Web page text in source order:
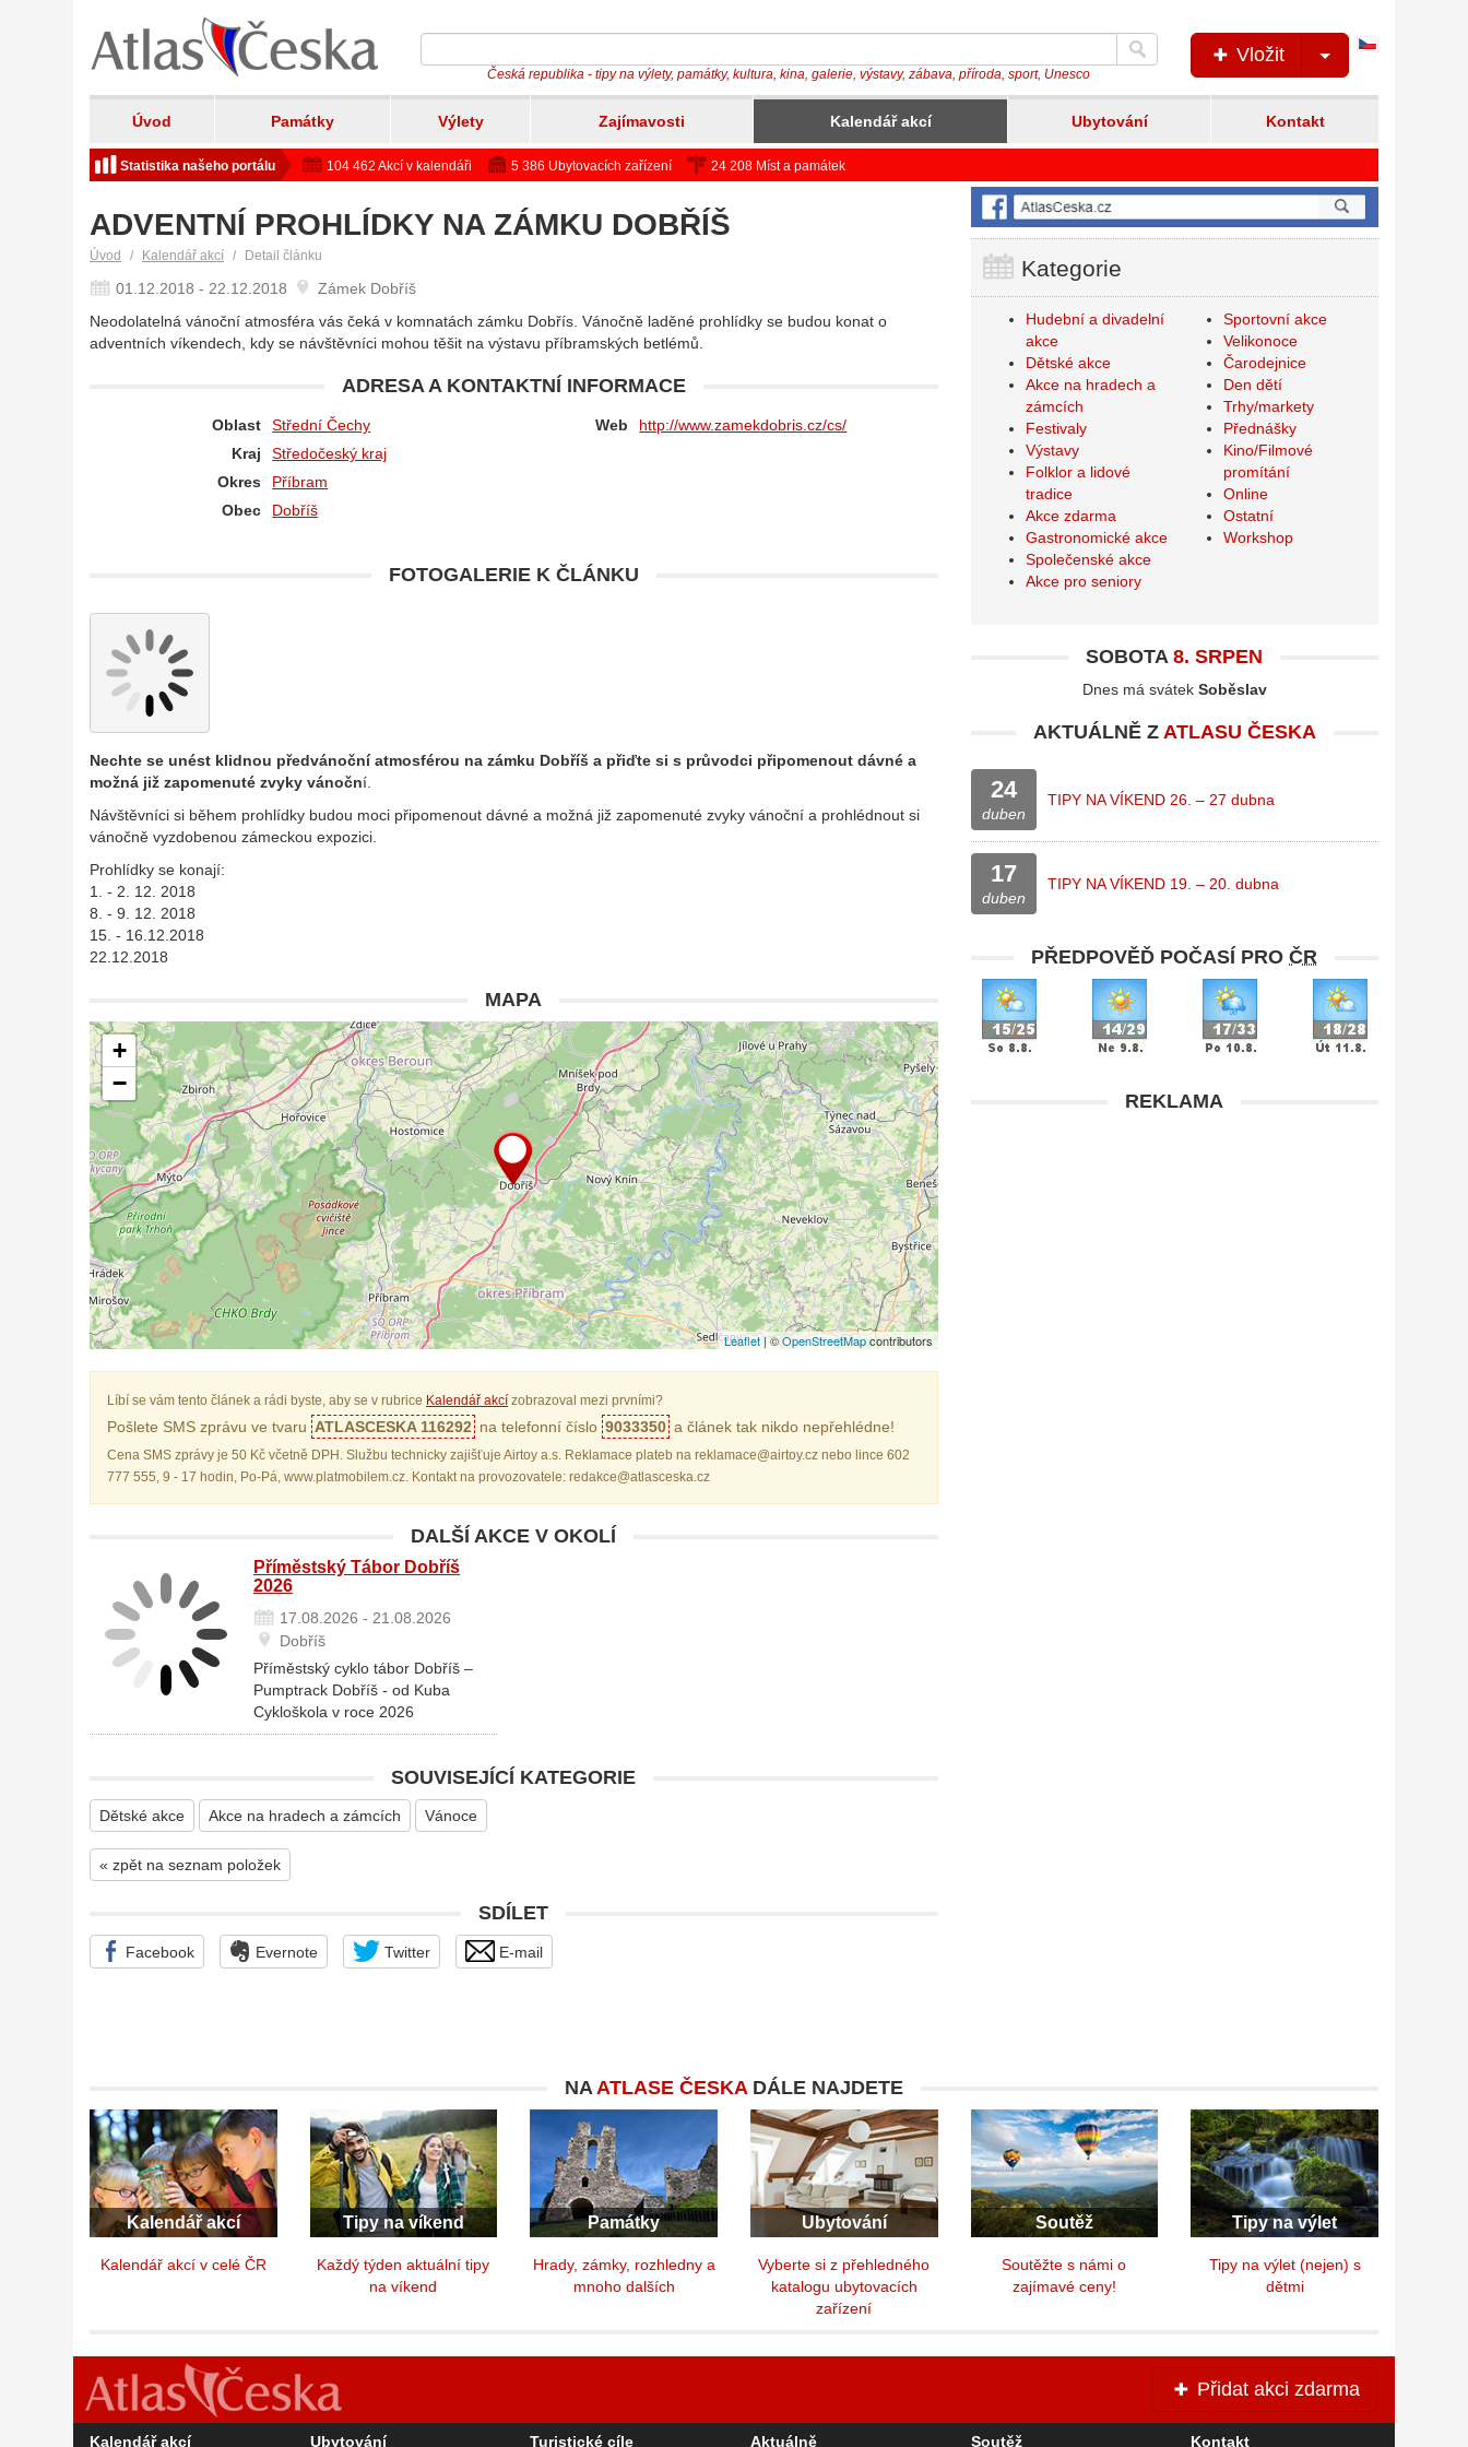
Česká republika - tipy na výlety, památky, kultura, kina, galerie, výstavy, zábava, příroda, sport, Unesco
Vložit
Úvod Památky Výlety Zajímavosti Kalendář akcí Ubytování Kontakt
Statistika našeho portálu 104 462 Akcí v kalendáři 5 386 Ubytovacích zařízení 24 208 Míst a památek
ADVENTNÍ PROHLÍDKY NA ZÁMKU DOBŘÍŠ
Úvod Kalendář akcí Detail článku
01.12.2018 - 22.12.2018
Zámek Dobříš
Neodolatelná vánoční atmosféra vás čeká v komnatách zámku Dobřís. Vánočně laděné prohlídky se budou konat o
adventních víkendech, kdy se návštěvníci mohou těšit na výstavu příbramských betlémů.
ADRESA A KONTAKTNÍ INFORMACE
Oblast
Střední Čechy
Kraj
Středočeský kraj
Okres
Příbram
Obec
Dobříš
Web http://www.zamekdobris.cz/cs/
FOTOGALERIE K ČLÁNKU
Nechte se unést klidnou předvánoční atmosférou na zámku Dobříš a přiďte si s průvodci připomenout dávné a
možná již zapomenuté zvyky vánoční.
Návštěvníci si během prohlídky budou moci připomenout dávné a možná již zapomenuté zvyky vánoční a prohlédnout si
vánočně vyzdobenou zámeckou expozici.
Prohlídky se konají:
1. - 2. 12. 2018
8. - 9. 12. 2018
15. - 16.12.2018
22.12.2018
MAPA
+
−
Leaflet| ©OpenStreetMapcontributors
Líbí se vám tento článek a rádi byste, aby se v rubrice Kalendář akcí zobrazoval mezi prvními?
Pošlete SMS zprávu ve tvaru ATLASCESKA 116292 na telefonní číslo 9033350 a článek tak nikdo nepřehlédne!
Cena SMS zprávy je 50 Kč včetně DPH. Službu technicky zajišťuje Airtoy a.s. Reklamace plateb na reklamace@airtoy.cz nebo lince 602
777 555, 9 - 17 hodin, Po-Pá, www.platmobilem.cz. Kontakt na provozovatele: redakce@atlasceska.cz
DALŠÍ AKCE V OKOLÍ
Příměstský Tábor Dobříš
2026
17.08.2026 - 21.08.2026
Dobříš
Příměstský cyklo tábor Dobříš –
Pumptrack Dobříš - od Kuba
Cykloškola v roce 2026
SOUVISEJÍCÍ KATEGORIE
Dětské akce Akce na hradech a zámcích Vánoce
« zpět na seznam položek
SDÍLET
Facebook Evernote Twitter E-mail
Kategorie
Hudební a divadelní
akce
Dětské akce
Akce na hradech a
zámcích
Festivaly
Výstavy
Folklor a lidové
tradice
Akce zdarma
Gastronomické akce
Společenské akce
Akce pro seniory
Sportovní akce
Velikonoce
Čarodejnice
Den dětí
Trhy/markety
Přednášky
Kino/Filmové
promítání
Online
Ostatní
Workshop
SOBOTA8. SRPEN
Dnes má svátek Soběslav
AKTUÁLNĚ Z ATLASU ČESKA
24
duben
TIPY NA VÍKEND 26. – 27 dubna
17
duben
TIPY NA VÍKEND 19. – 20. dubna
PŘEDPOVĚĎ POČASÍ PROČR
REKLAMA
NAATLASE ČESKADÁLE NAJDETE
Kalendář akcí
Kalendář akcí v celé ČR
Tipy na víkend
Každý týden aktuální tipy
na víkend
Památky
Hrady, zámky, rozhledny a
mnoho dalších
Ubytování
Vyberte si z přehledného
katalogu ubytovacích
zařízení
Soutěž
Soutěžte s námi o
zajímavé ceny!
Tipy na výlet
Tipy na výlet (nejen) s
dětmi
Přidat akci zdarma
Kalendář akcí Ubytování Turistické cíle Aktuálně Soutěž Kontakt